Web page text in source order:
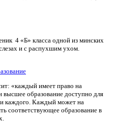
4 «Б» класса одной из минских
и с распухшим ухом.
«каждый имеет право на
высшее образование доступно для
каждого. Каждый может на
соответствующее образование в